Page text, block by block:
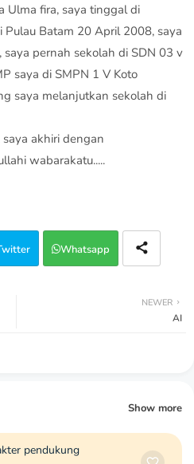
Ulma fira, saya tinggal di
Batam 20 April 2008, saya
pernah sekolah di SDN 03 v
saya di SMPN 1 V Koto
saya melanjutkan sekolah di
akhiri dengan
wabarakatu.....
Whatsapp
NEWER
AI
Show more